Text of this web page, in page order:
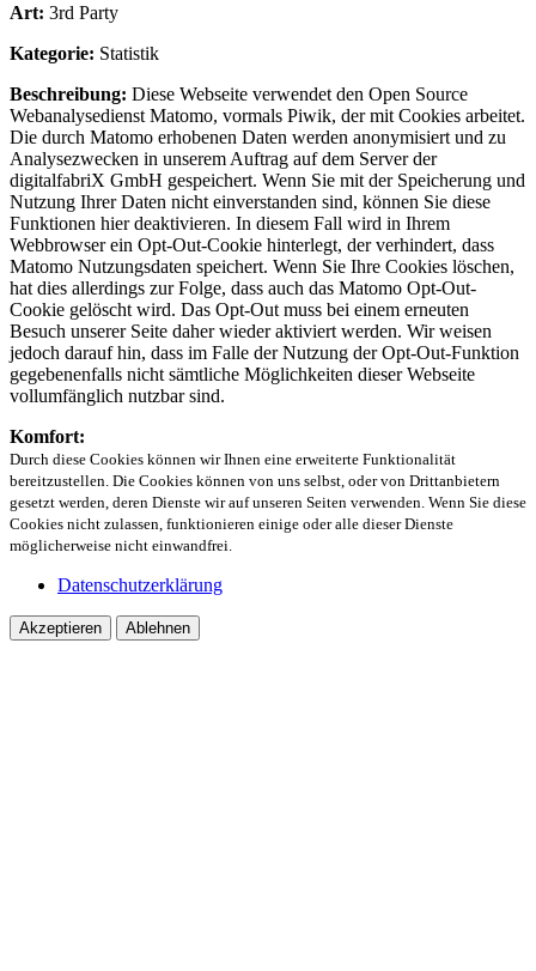
Art: 3rd Party
Kategorie: Statistik
Beschreibung: Diese Webseite verwendet den Open Source
Webanalysedienst Matomo, vormals Piwik, der mit Cookies arbeitet.
Die durch Matomo erhobenen Daten werden anonymisiert und zu
Analysezwecken in unserem Auftrag auf dem Server der
digitalfabriX GmbH gespeichert. Wenn Sie mit der Speicherung und
Nutzung Ihrer Daten nicht einverstanden sind, können Sie diese
Funktionen hier deaktivieren. In diesem Fall wird in Ihrem
Webbrowser ein Opt-Out-Cookie hinterlegt, der verhindert, dass
Matomo Nutzungsdaten speichert. Wenn Sie Ihre Cookies löschen,
hat dies allerdings zur Folge, dass auch das Matomo Opt-Out-
Cookie gelöscht wird. Das Opt-Out muss bei einem erneuten
Besuch unserer Seite daher wieder aktiviert werden. Wir weisen
jedoch darauf hin, dass im Falle der Nutzung der Opt-Out-Funktion
gegebenenfalls nicht sämtliche Möglichkeiten dieser Webseite
vollumfänglich nutzbar sind.
Komfort:
Durch diese Cookies können wir Ihnen eine erweiterte Funktionalität
bereitzustellen. Die Cookies können von uns selbst, oder von Drittanbietern
gesetzt werden, deren Dienste wir auf unseren Seiten verwenden. Wenn Sie diese
Cookies nicht zulassen, funktionieren einige oder alle dieser Dienste
möglicherweise nicht einwandfrei.
Datenschutzerklärung
Akzeptieren Ablehnen